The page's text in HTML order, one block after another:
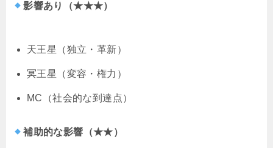
影響あり（★★★）
天王星（独立・革新）
冥王星（変容・権力）
MC（社会的な到達点）
補助的な影響（★★）